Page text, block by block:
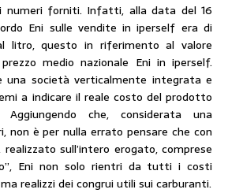
numeri forniti. Infatti, alla data del 16
Eni sulle vendite in iperself era di
litro, questo in riferimento al valore
medio nazionale Eni in iperself.
una società verticalmente integrata e
a indicare il reale costo del prodotto
che, considerata una
è per nulla errato pensare che con
sull’intero erogato, comprese
Eni non solo rientri da tutti i costi
realizzi dei congrui utili sui carburanti.